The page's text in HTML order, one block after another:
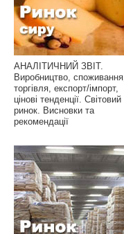
АНАЛІТИЧНИЙ ЗВІТ.
Виробництво, споживання,
торгівля, експорт/імпорт,
цінові тенденції. Світовий
ринок. Висновки та
рекомендації